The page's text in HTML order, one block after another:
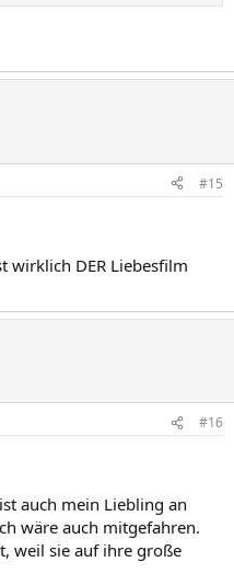
#15
wirklich DER Liebesfilm
#16
auch mein Liebling an
wäre auch mitgefahren.
weil sie auf ihre große